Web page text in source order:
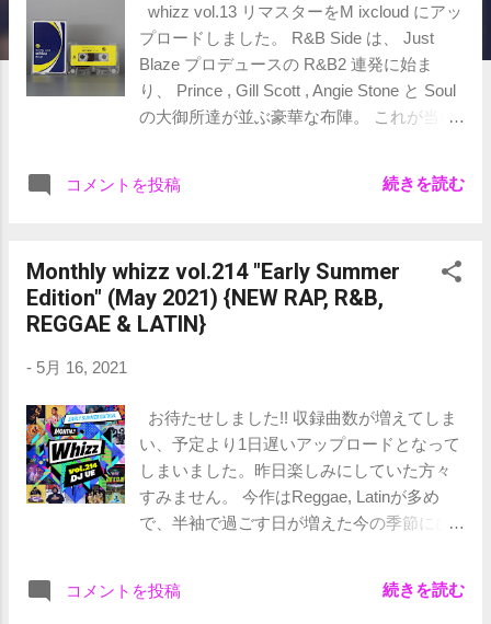
whizz vol.13 リマスターをM ixcloud にアッ
プロードしました。 R&B Side は、 Just
Blaze プロデュースの R&B2 連発に始ま
り、 Prince , Gill Scott , Angie Stone と Soul
の大御所達が並ぶ豪華な布陣。 これが当時
率いる D12 , G-Unit に始まり、クラブバン
My Type ”でサンプリングされた、 Petey
Pablo の” Freek A Leek ”など、クラブヒット
が多数入っています！後半のメローウェッ
THOMAS 02.EVERY TIME / JON B feat.
DIRT MCGIRT 03.MUSICOLOGY / PRINCE
04.GOLDEN / JILL SCOTT 05.I WANNA
THANK YA / ANGIE STONE 06.ANYTHING
/ CARL THOMAS 07.CONCEPTUAL / 2B
feat.MIKE GEE 08.WHAT IF ( KANYE WEST
09.WHENEVER YOU NEED ME / NICK
コメントを投稿 続きを読む
Monthly whizz vol.214 "Early Summer
Edition" (May 2021) {NEW RAP, R&B,
REGGAE & LATIN}
- 5月 16, 2021
お待たせしました!! 収録曲数が増えてしま
い、予定より1日遅いアップロードとなって
しまいました。昨日楽しみにしていた方々
すみません。 今作はReggae, Latinが多め
で、半袖で過ごす日が増えた今の季節にぴ
しんでもらえたら光栄です。 ノリノリで作
コメントを投稿 続きを読む